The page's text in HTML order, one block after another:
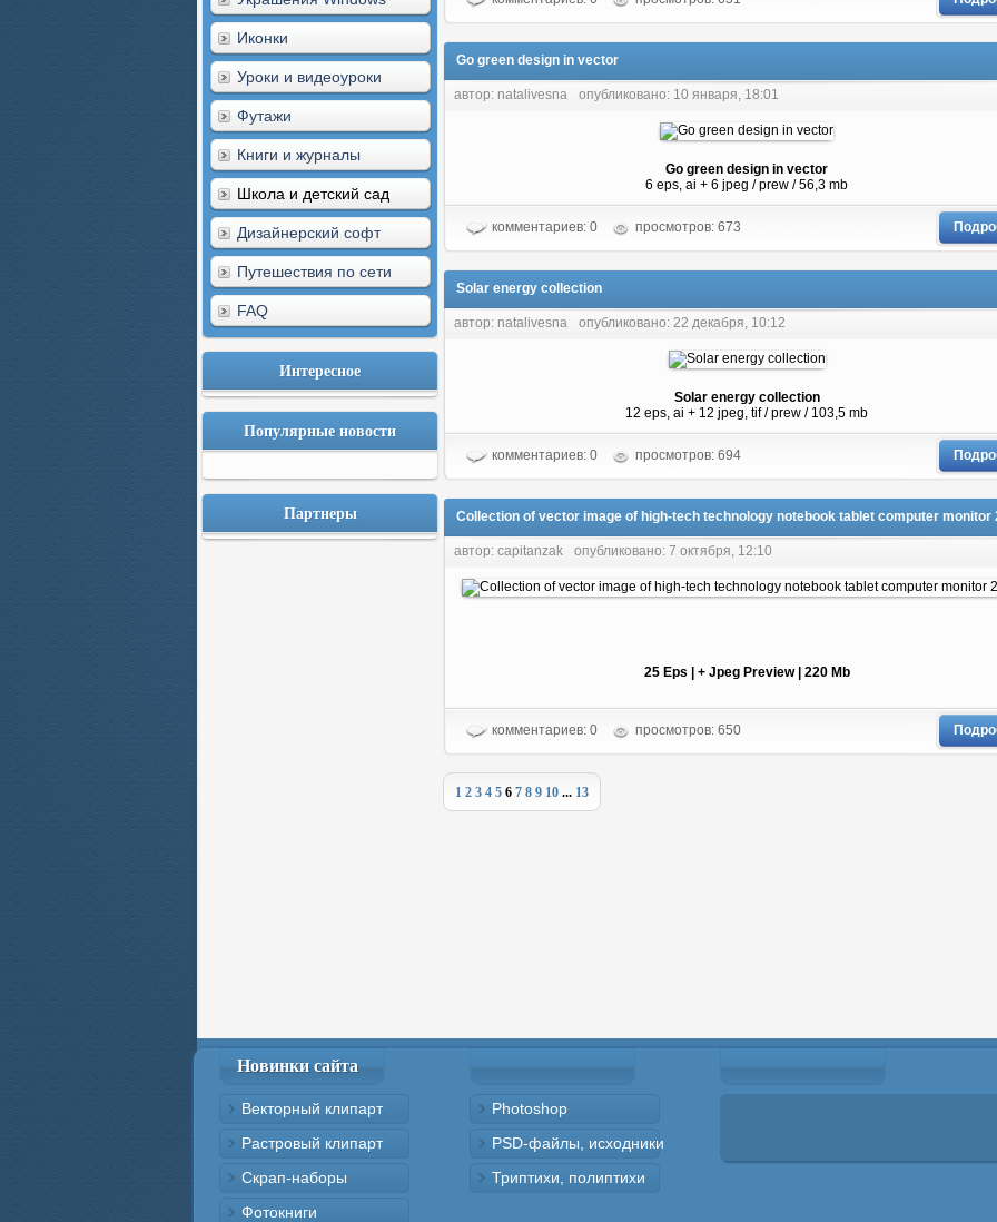
Иконки
Уроки и видеоуроки
Футажи
Книги и журналы
Школа и детский сад
Дизайнерский софт
Путешествия по сети
FAQ
Интересное
Популярные новости
Партнеры
Go green design in vector
автор: natalivesna опубликовано: 10 января, 18:01
Go green design in vector
6 eps, ai + 6 jpeg / prew / 56,3 mb
комментариев: 0 просмотров: 673
Solar energy collection
автор: natalivesna опубликовано: 22 декабря, 10:12
Solar energy collection
12 eps, ai + 12 jpeg, tif / prew / 103,5 mb
комментариев: 0 просмотров: 694
Collection of vector image of high-tech technology notebook tablet computer monitor
автор: capitanzak опубликовано: 7 октября, 12:10
25 Eps | + Jpeg Preview | 220 Mb
комментариев: 0 просмотров: 650
1 2 3 4 5 6 7 8 9 10 ... 13
Новинки сайта
Векторный клипарт
Растровый клипарт
Скрап-наборы
Фотокниги
Photoshop
PSD-файлы, исходники
Триптихи, полиптихи